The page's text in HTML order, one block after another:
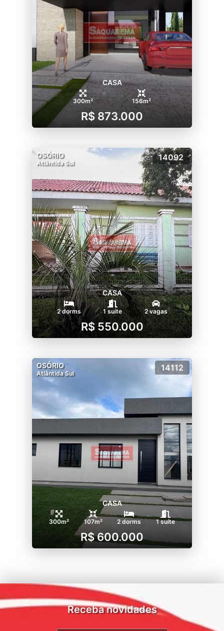
CASA
300m² 156m²
R$ 873.000
OSÓRIO
Atlântida Sul
14092
CASA
2 dorms 1 suíte 2 vagas
R$ 550.000
OSÓRIO
Atlântida Sul
14112
CASA
300m² 107m² 2 dorms 1 suíte
R$ 600.000
Receba novidades